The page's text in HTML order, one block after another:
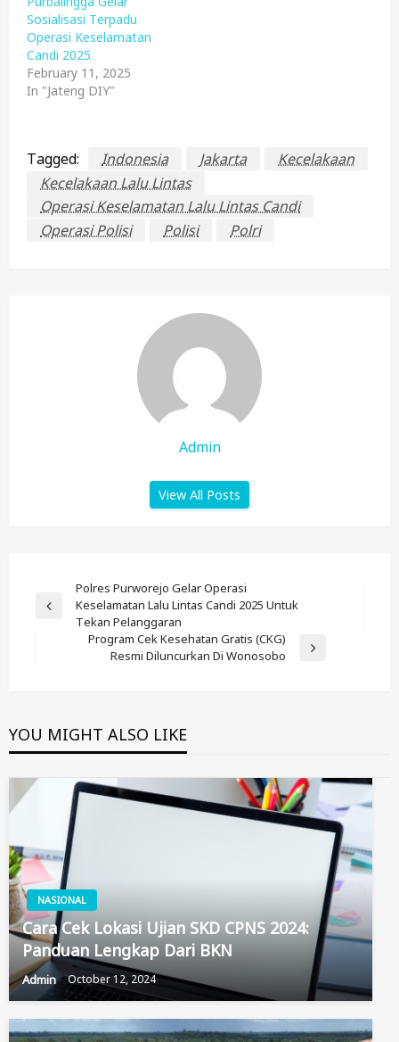
Sosialisasi Terpadu
Operasi Keselamatan
Candi 2025
February 11, 2025
In "Jateng DIY"
Tagged: Indonesia Jakarta
Kecelakaan
Kecelakaan Lalu Lintas
Operasi Keselamatan Lalu Lintas Candi
Operasi Polisi
Polisi Polri
Admin
View All Posts
Navigation
Previous
Polres Purworejo Gelar Operasi
Keselamatan Lalu Lintas Candi 2025 Untuk
Tekan Pelanggaran
Program Cek Kesehatan Gratis (CKG)
Resmi Diluncurkan Di Wonosobo
YOU MIGHT ALSO LIKE
NASIONAL
Cara Cek Lokasi Ujian SKD CPNS 2024:
Panduan Lengkap Dari BKN
Admin October 12, 2024